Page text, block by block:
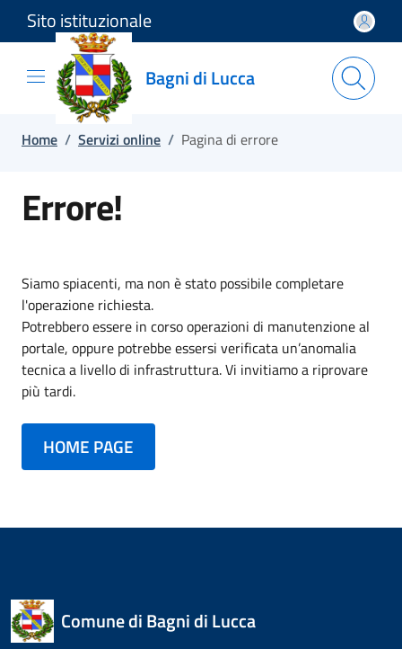
Salta e vai al contenuto
Salta e vai al footer
Sito istituzionale
Bagni di Lucca
Home / Servizi online / Pagina di errore
Errore!
Siamo spiacenti, ma non è stato possibile completare
l'operazione richiesta.
Potrebbero essere in corso operazioni di manutenzione al
portale, oppure potrebbe essersi verificata un’anomalia
tecnica a livello di infrastruttura. Vi invitiamo a riprovare
più tardi.
HOME PAGE
Comune di Bagni di Lucca